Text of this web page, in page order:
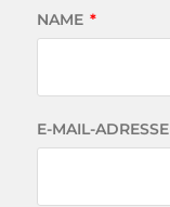
NAME *
E-MAIL-ADRESSE